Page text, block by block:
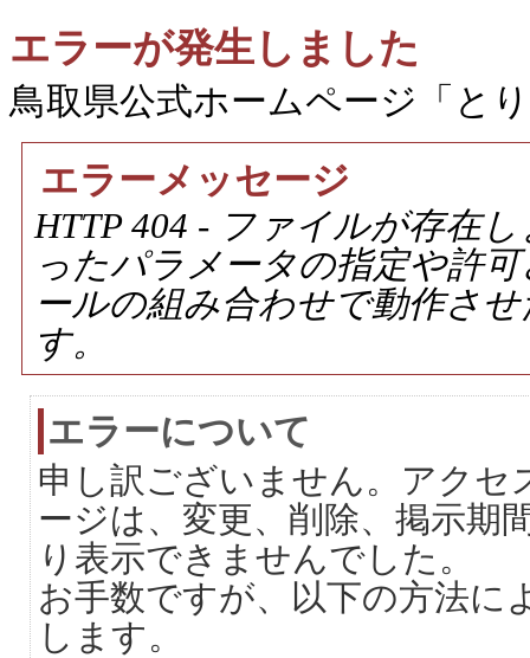
エラーが発生しました
鳥取県公式ホームページ「と
エラーメッセージ
HTTP 404 - ファイルが存在
ったパラメータの指定や許
ールの組み合わせで動作さ
す。
エラーについて
申し訳ございません。アクセ
ージは、変更、削除、掲示期
り表示できませんでした。
お手数ですが、以下の方法に
します。